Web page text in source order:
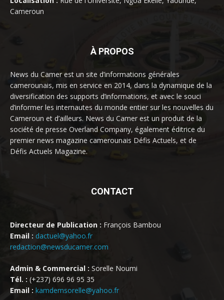
Cameroun
À PROPOS
News du Camer est un site d’informations générales
camerounais, mis en service en 2014, dans la dynamique de la
diversification des supports d’informations, et avec le souci
d’informer les internautes du monde entier sur les nouvelles du
Cameroun et d’ailleurs. News du Camer est un produit de la
société de presse Overland Company, également éditrice du
premier news magazine camerounais Défis Actuels, et de
Défis Actuels Magazine.
CONTACT
Directeur de Publication : François Bambou
Email : dactuel@yahoo.fr
redaction@newsducamer.com
Admin & Commercial : Sorelle Noumi
Tél. : (+237) 696 96 95 35
Email : kamdemsorelle@yahoo.fr